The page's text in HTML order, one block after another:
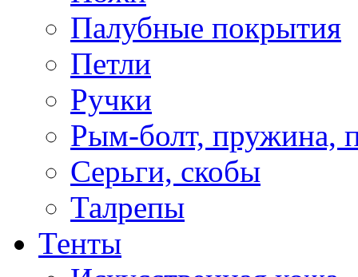
Палубные покрытия
Петли
Ручки
Рым-болт, пружина,
Серьги, скобы
Талрепы
Тенты